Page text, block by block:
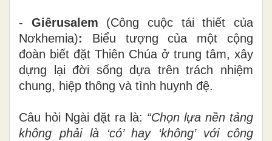
- Giêrusalem (Công cuộc tái thiết của
Nơkhemia): Biểu tượng của một cộng
đoàn biết đặt Thiên Chúa ở trung tâm, xây
dựng lại đời sống dựa trên trách nhiệm
chung, hiệp thông và tình huynh đệ.
Câu hỏi Ngài đặt ra là: “Chọn lựa nền tảng
không phải là ‘có’ hay ‘không’ với công